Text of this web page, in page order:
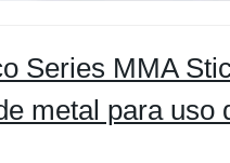
Series MMA
metal para uso